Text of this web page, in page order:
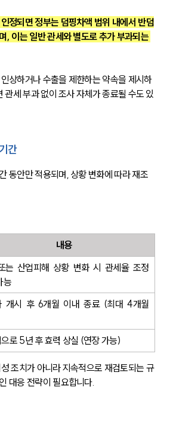
정되면 정부는 덤핑차액 범위 내에서 반덤
, 이는 일반 관세와 별도로 추가 부과되는
상하거나 수출을 제한하는 약속을 제시하
관세 부과 없이 조사 자체가 종료될 수도 있
간
동안만 적용되며, 상황 변화에 따라 재조
내용
는 산업피해 상황 변화 시 관세율 조정
능
개시 후 6개월 이내 종료 (최대 4개월
로 5년 후 효력 상실 (연장 가능)
조치가 아니라 지속적으로 재검토되는 규
대응 전략이 필요합니다.